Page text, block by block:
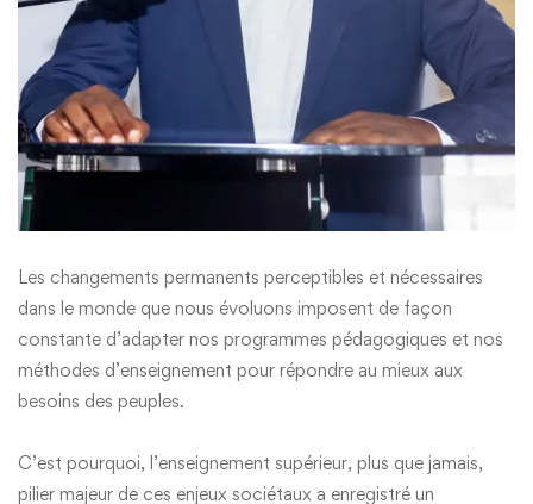
Les changements permanents perceptibles et nécessaires
dans le monde que nous évoluons imposent de façon
constante d’adapter nos programmes pédagogiques et nos
méthodes d’enseignement pour répondre au mieux aux
besoins des peuples.
C’est pourquoi, l’enseignement supérieur, plus que jamais,
pilier majeur de ces enjeux sociétaux a enregistré un